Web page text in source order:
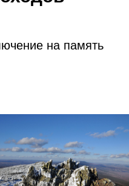
на память